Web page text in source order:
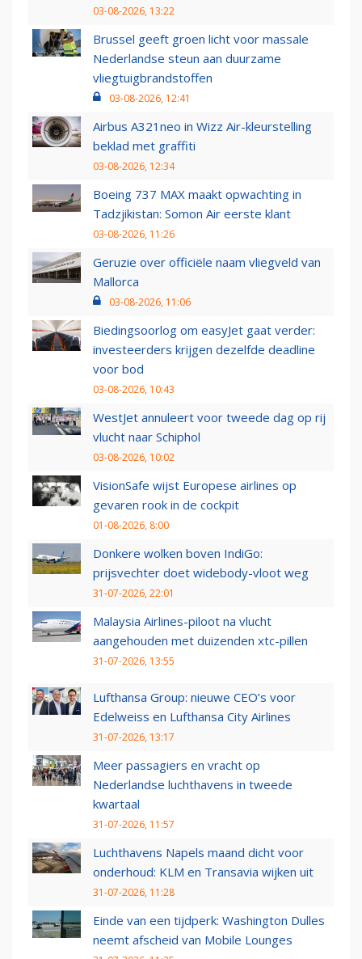
03-08-2026, 13:22
Brussel geeft groen licht voor massale
Nederlandse steun aan duurzame
vliegtuigbrandstoffen
03-08-2026, 12:41
Airbus A321neo in Wizz Air-kleurstelling
beklad met graffiti
03-08-2026, 12:34
Boeing 737 MAX maakt opwachting in
Tadzjikistan: Somon Air eerste klant
03-08-2026, 11:26
Geruzie over officiële naam vliegveld van
Mallorca
03-08-2026, 11:06
Biedingsoorlog om easyJet gaat verder:
investeerders krijgen dezelfde deadline
voor bod
03-08-2026, 10:43
WestJet annuleert voor tweede dag op rij
vlucht naar Schiphol
03-08-2026, 10:02
VisionSafe wijst Europese airlines op
gevaren rook in de cockpit
01-08-2026, 8:00
Donkere wolken boven IndiGo:
prijsvechter doet widebody-vloot weg
31-07-2026, 22:01
Malaysia Airlines-piloot na vlucht
aangehouden met duizenden xtc-pillen
31-07-2026, 13:55
Lufthansa Group: nieuwe CEO’s voor
Edelweiss en Lufthansa City Airlines
31-07-2026, 13:17
Meer passagiers en vracht op
Nederlandse luchthavens in tweede
kwartaal
31-07-2026, 11:57
Luchthavens Napels maand dicht voor
onderhoud: KLM en Transavia wijken uit
31-07-2026, 11:28
Einde van een tijdperk: Washington Dulles
neemt afscheid van Mobile Lounges